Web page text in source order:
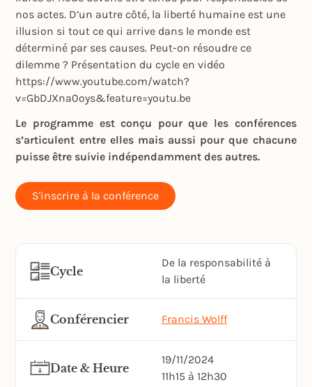
nos actes. D’un autre côté, la liberté humaine est une
illusion si tout ce qui arrive dans le monde est
déterminé par ses causes. Peut-on résoudre ce
dilemme ? Présentation du cycle en vidéo
https://www.youtube.com/watch?
v=GbDJXna0oys&feature=youtu.be
Le programme est conçu pour que les conférences
s’articulent entre elles mais aussi pour que chacune
puisse être suivie indépendamment des autres.
S'inscrire à la conférence
Cycle
De la responsabilité à
la liberté
Conférencier Francis Wolff
Date & Heure
19/11/2024
11h15 à 12h30